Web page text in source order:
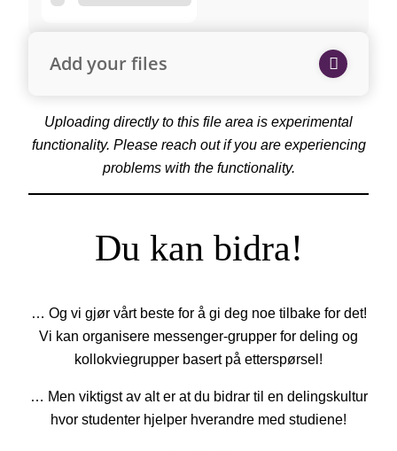
Add your files
Uploading directly to this file area is experimental
functionality. Please reach out if you are experiencing
problems with the functionality.
Du kan bidra!
… Og vi gjør vårt beste for å gi deg noe tilbake for det!
Vi kan organisere messenger-grupper for deling og
kollokviegrupper basert på etterspørsel!
… Men viktigst av alt er at du bidrar til en delingskultur
hvor studenter hjelper hverandre med studiene!